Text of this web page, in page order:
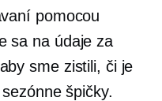
pomocou
sa na údaje za
sme zistili, či je
špičky.